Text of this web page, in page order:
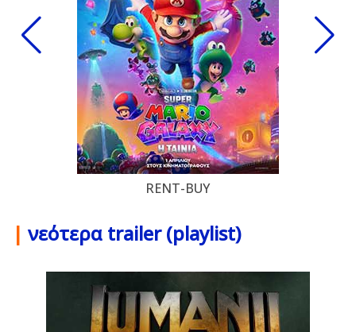
RENT-BUY
| νεότερα trailer (playlist)